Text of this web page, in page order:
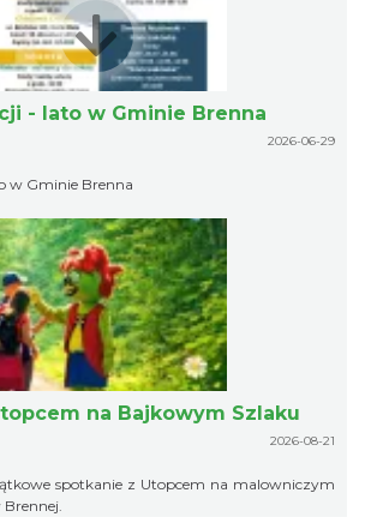
- lato w Gminie Brenna
2026-06-29
w Gminie Brenna
na Bajkowym Szlaku
2026-08-21
spotkanie z Utopcem na malowniczym